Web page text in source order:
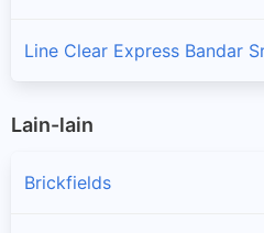
Line Clear Express Bandar
Lain-lain
Brickfields